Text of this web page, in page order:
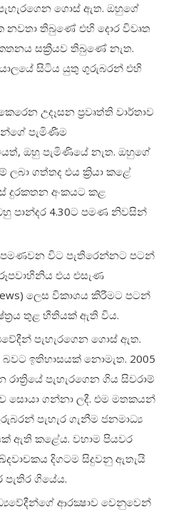
ගොස් ඇත. ඔහුගේ
නවතා තිබුණේ එහි දොර විවෘත
සක්‍රීයව තිබුණේ නැත.
සිටිය යුතු ගුරුබරන් එහි
උදෑසන ප්‍රවෘත්ති වාර්තාව
පැමිණීම
ඔහු පැමිණියේ නැත. ඔහුගේ
ගත්තද එය ක්‍රියා කළේ
දුරකතන අංකයට කළ
පාන්දර 4.30ට පමණ නිවසින්
පමණවන විට පැතිරෙන්නට පටන්
එය එසැණ
ලෙස විකාශය කිරීමට පටන්
තුළ භීතියක් ඇති විය.
පැහැරගෙන ගොස් ඇත.
ඉතිහාසයක් නොමැත. 2005
රාත්‍රියේ පැහැරගෙන ගිය සිවරාම්
සොයා ගන්නා ලදී. එම මතකයන්
පැහැර ගැනීම ජනමාධ්‍ය
ඇති කළේය. වහාම පියවර
දිගටම සිදුවනු ඇතැයි
ගියේය.
ආරක්‍ෂාව වෙනුවෙන්